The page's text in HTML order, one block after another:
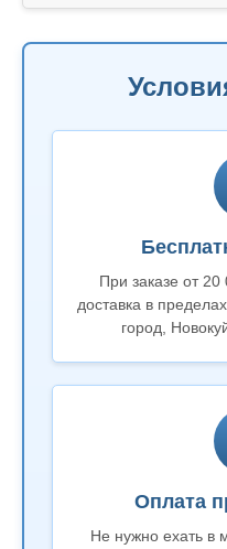
При заказе от
доставка в
город,
Оплата
Не нужно ехать в